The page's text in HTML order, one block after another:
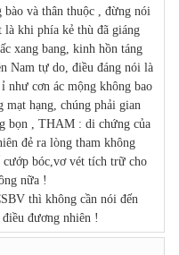
và thân thuộc , đừng nói
khi phía kẻ thù đã giáng
xang bang, kinh hồn táng
Nam tự do, điều đáng nói là
như cơn ác mộng không bao
hạng, chúng phải gian
bọn , THAM : di chứng của
đẻ ra lòng tham không
bóc,vơ vét tích trữ cho
nữa !
thì không cần nói đến
đương nhiên !